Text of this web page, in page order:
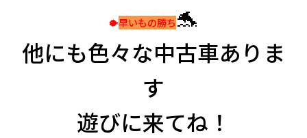
🐡早いもの勝ち 🐬
他にも色々な中古車ありま
す
遊びに来てね！